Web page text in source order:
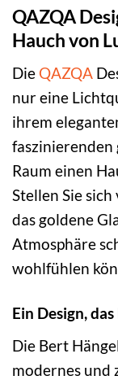
QAZQA
Hauch von
Die QAZQA
nur eine
ihrem
faszinierenden
Raum einen
Stellen Sie
das goldene
Atmosphäre
wohlfühlen
Ein Design,
Die Bert
modernes und